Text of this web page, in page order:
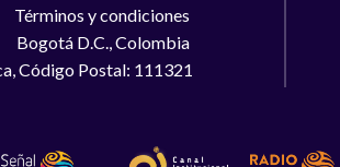
Términos y condiciones
Bogotá D.C., Colombia
Código Postal: 111321